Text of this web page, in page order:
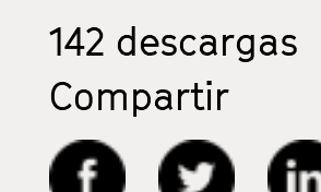
142 descargas
Compartir